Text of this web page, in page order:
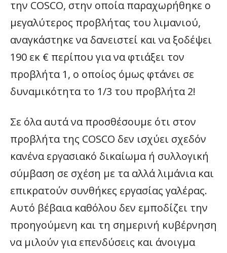
την COSCO, στην οποία παραχωρήθηκε ο
μεγαλύτερος προβλήτας του λιμανιού,
αναγκάστηκε να δανειστεί και να ξοδέψει
190 εκ € περίπου για να φτιάξει τον
προβλήτα 1, ο οποίος όμως φτάνει σε
δυναμικότητα το 1/3 του προβλήτα 2!
Σε όλα αυτά να προσθέσουμε ότι στον
προβλήτα της COSCO δεν ισχύει σχεδόν
κανένα εργασιακό δικαίωμα ή συλλογική
σύμβαση σε σχέση με τα αλλά λιμάνια και
επικρατούν συνθήκες εργασίας γαλέρας.
Αυτό βέβαια καθόλου δεν εμποδίζει την
προηγούμενη και τη σημερινή κυβέρνηση
να μιλούν για επενδύσεις και άνοιγμα